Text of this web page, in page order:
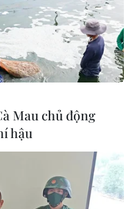
Mau chủ động
hậu